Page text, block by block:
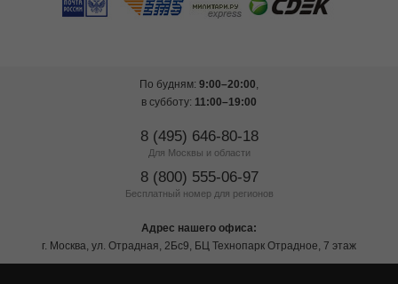
По будням: 9:00–20:00,
в субботу: 11:00–19:00
8 (495) 646-80-18
Для Москвы и области
8 (800) 555-06-97
Бесплатный номер для регионов
Адрес нашего офиса:
г. Москва, ул. Отрадная, 2Бс9, БЦ Технопарк Отрадное, 7 этаж